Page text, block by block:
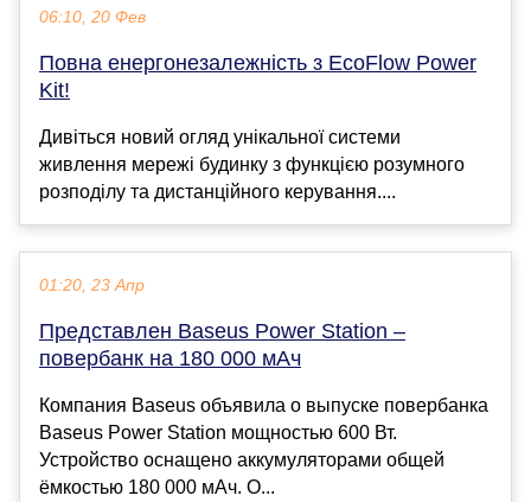
06:10, 20 Фев
Повна енергонезалежність з EcoFlow Power
Kit!
Дивіться новий огляд унікальної системи
живлення мережі будинку з функцією розумного
розподілу та дистанційного керування....
01:20, 23 Апр
Представлен Baseus Power Station –
повербанк на 180 000 мАч
Компания Baseus объявила о выпуске повербанка
Baseus Power Station мощностью 600 Вт.
Устройство оснащено аккумуляторами общей
ёмкостью 180 000 мАч. О...